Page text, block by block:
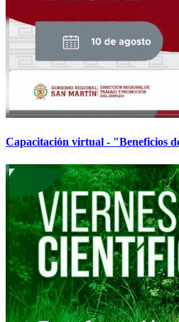
Capacitación virtual - "Beneficios